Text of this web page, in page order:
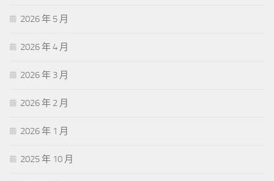
2026 年 5 月
2026 年 4 月
2026 年 3 月
2026 年 2 月
2026 年 1 月
2025 年 10 月